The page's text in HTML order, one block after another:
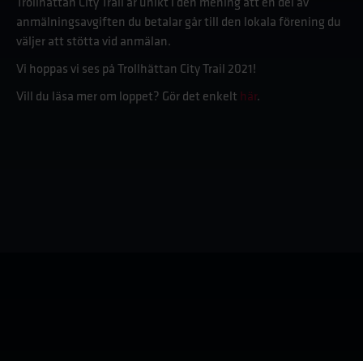
Trollhättan City Trail är unikt i den mening att en del av
anmälningsavgiften du betalar går till den lokala förening du
väljer att stötta vid anmälan.
Vi hoppas vi ses på Trollhättan City Trail 2021!
Vill du läsa mer om loppet? Gör det enkelt här.